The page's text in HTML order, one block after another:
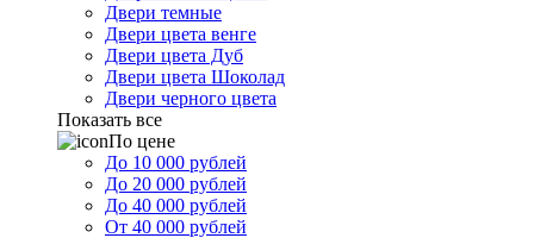
Двери темные
Двери цвета венге
Двери цвета Дуб
Двери цвета Шоколад
Двери черного цвета
Показать все
По цене
До 10 000 рублей
До 20 000 рублей
До 40 000 рублей
От 40 000 рублей